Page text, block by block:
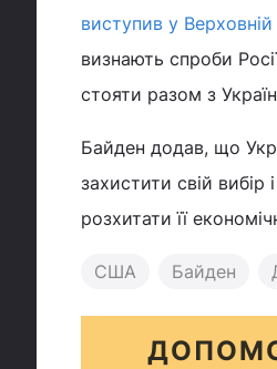
виступив у Верховній
визнають спроби
стояти разом з
Байден додав, що
захистити свій
розхитати її
США Байден